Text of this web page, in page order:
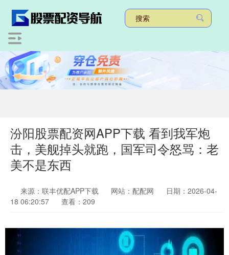
汾阳股票配资网APP下载 看到我军炮
击，美舰掉头就跑，国军司令怒骂：老
美不是东西
来源：联丰优配APP下载 网站：配配网
日期：2026-04-
18 06:20:57
查看：209